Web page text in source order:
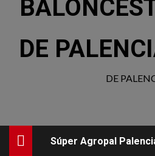
DE
DE
Súper Agropal